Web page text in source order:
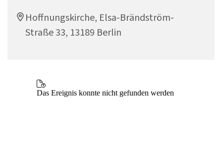
Hoffnungskirche, Elsa-Brändström-
Straße 33, 13189 Berlin